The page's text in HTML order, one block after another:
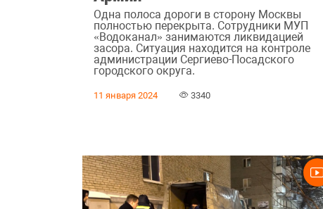
Одна полоса дороги в сторону Москвы
полностью перекрыта. Сотрудники МУП
«Водоканал» занимаются ликвидацией
засора. Ситуация находится на контроле
администрации Сергиево-Посадского
городского округа.
11 января 2024 3340